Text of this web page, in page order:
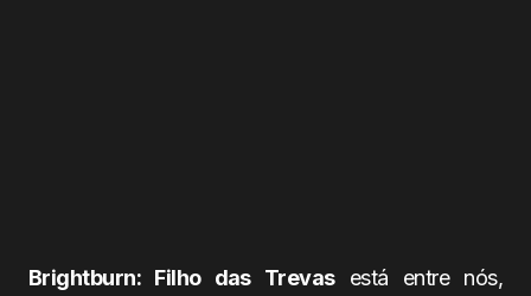
Brightburn: Filho das Trevasestá entre nós,